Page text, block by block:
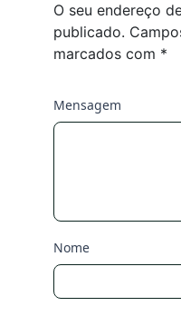
O seu endereço
publicado.
marcados com *
Mensagem
Nome